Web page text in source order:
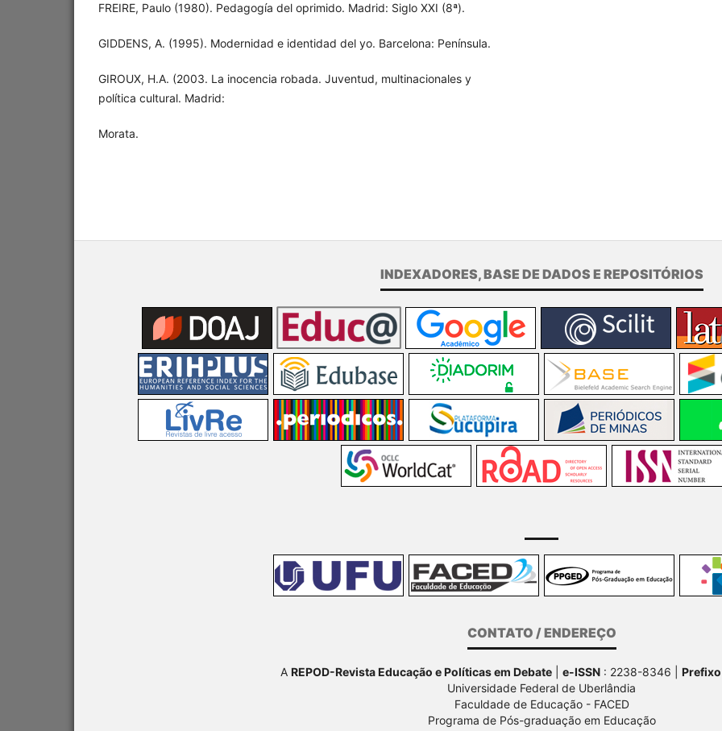
FREIRE, Paulo (1980). Pedagogía del oprimido. Madrid: Siglo XXI (8ª).
GIDDENS, A. (1995). Modernidad e identidad del yo. Barcelona: Península.
GIROUX, H.A. (2003. La inocencia robada. Juventud, multinacionales y
política cultural. Madrid:
Morata.
INDEXADORES, BASE DE DADOS E REPOSITÓRIOS
CONTATO / ENDEREÇO
A REPOD-Revista Educação e Políticas em Debate| e-ISSN: 2238-8346 | Prefixo
Universidade Federal de Uberlândia
Faculdade de Educação - FACED
Programa de Pós-graduação em Educação